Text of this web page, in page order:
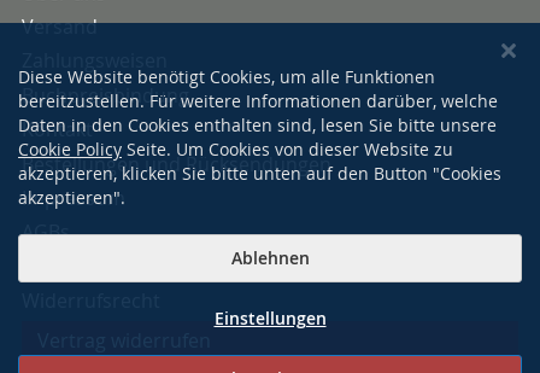
Versand
Buchpreisbindung
Kontakt
Bestellungen und Rücksendungen
Impressum
AGBs
Diese Website benötigt Cookies, um alle Funktionen
bereitzustellen. Für weitere Informationen darüber, welche
Daten in den Cookies enthalten sind, lesen Sie bitte unsere
Cookie Policy Seite. Um Cookies von dieser Website zu
akzeptieren, klicken Sie bitte unten auf den Button "Cookies
akzeptieren".
Ablehnen
Einstellungen